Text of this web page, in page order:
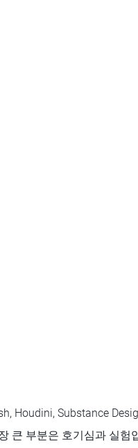
Houdini, Substance
큰 부분은 호기심과 실험